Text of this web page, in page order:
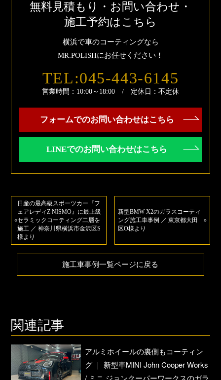
無料見積もり・お問い合わせ・
施工予約はこちら
横浜で車のコーティングなら
MR.POLISHにお任せください！
TEL:045-443-6145
営業時間：10:00～18:00 / 定休日：不定休
フォームでのお問い合わせはこちら
LINEでのお問い合わせはこちら
«
日産の最高級スポーツカー『フ
ェアレディZ NISMO』に最上級
セラミックコーティング二層を
施工 ／ 神奈川県横浜市金沢区S
様より
新型BMW X2のガラスコーティ
ング施工車事例 ／ 東京都大田
区O様より
»
施工車事例一覧ページに戻る
関連記事
アルミホイールの裏側もコーティン
グ ｜ 新型車MINI John Cooper Works
/ ミニ ジョンクーパーワークスのガラ